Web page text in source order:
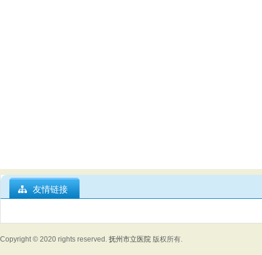
友情链接
Copyright © 2020 rights reserved. 抚州市立医院 版权所有.